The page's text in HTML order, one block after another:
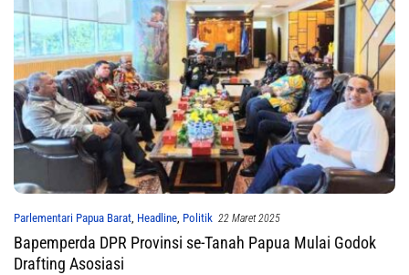
Parlementari Papua Barat, Headline, Politik 22 Maret 2025
Bapemperda DPR Provinsi se-Tanah Papua Mulai Godok
Drafting Asosiasi